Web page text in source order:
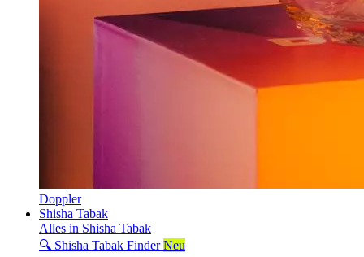
Doppler
Shisha Tabak
Alles in Shisha Tabak
🔍 Shisha Tabak Finder Neu